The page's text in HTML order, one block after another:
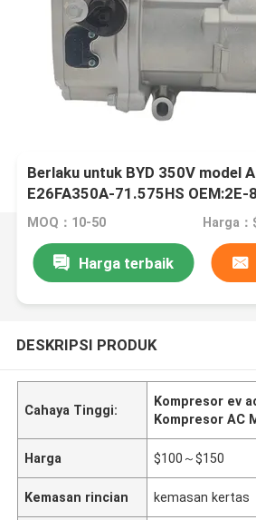
Berlaku untuk BYD 350V model
E26FA350A-71.575HS
MOQ：10-50 Harga
Harga terbaik
DESKRIPSI PRODUK
Cahaya Tinggi:
Kompresor ev
Kompresor AC
Harga $100～$150
Kemasan rincian kemasan kertas